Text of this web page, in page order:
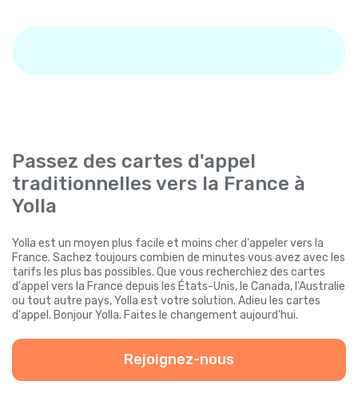
Passez des cartes d'appel
traditionnelles vers la France à
Yolla
Yolla est un moyen plus facile et moins cher d'appeler vers la
France. Sachez toujours combien de minutes vous avez avec les
tarifs les plus bas possibles. Que vous recherchiez des cartes
d'appel vers la France depuis les États-Unis, le Canada, l'Australie
ou tout autre pays, Yolla est votre solution. Adieu les cartes
d'appel. Bonjour Yolla. Faites le changement aujourd'hui.
Rejoignez-nous